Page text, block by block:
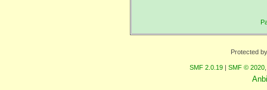
Protected
SMF 2.0.19 | SMF © 2020